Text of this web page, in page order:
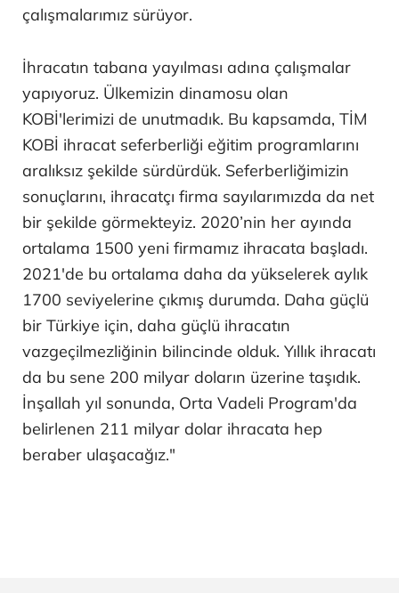
çalışmalarımız sürüyor.
İhracatın tabana yayılması adına çalışmalar
yapıyoruz. Ülkemizin dinamosu olan
KOBİ'lerimizi de unutmadık. Bu kapsamda, TİM
KOBİ ihracat seferberliği eğitim programlarını
aralıksız şekilde sürdürdük. Seferberliğimizin
sonuçlarını, ihracatçı firma sayılarımızda da net
bir şekilde görmekteyiz. 2020’nin her ayında
ortalama 1500 yeni firmamız ihracata başladı.
2021'de bu ortalama daha da yükselerek aylık
1700 seviyelerine çıkmış durumda. Daha güçlü
bir Türkiye için, daha güçlü ihracatın
vazgeçilmezliğinin bilincinde olduk. Yıllık ihracatı
da bu sene 200 milyar doların üzerine taşıdık.
İnşallah yıl sonunda, Orta Vadeli Program'da
belirlenen 211 milyar dolar ihracata hep
beraber ulaşacağız."